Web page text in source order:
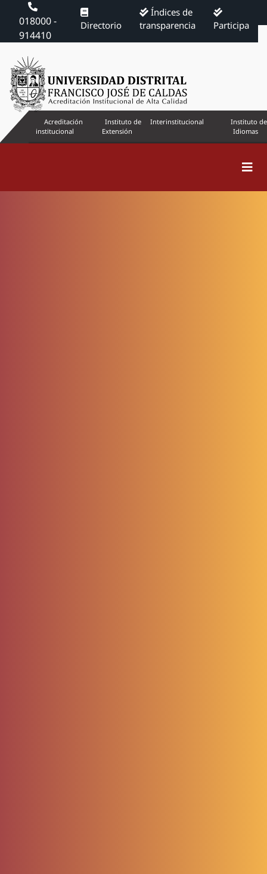
018000 -
914410
Directorio
Índices de
transparencia
Participa
Acreditación
institucional
Instituto de
Extensión
Interinstitucional
Instituto de
Idiomas